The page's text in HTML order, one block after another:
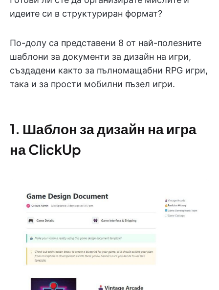
идеите си в структуриран формат?
По-долу са представени 8 от най-полезните
шаблони за документи за дизайн на игри,
създадени както за пълномащабни RPG игри,
така и за прости мобилни пъзел игри.
1. Шаблон за дизайн на игра
на ClickUp